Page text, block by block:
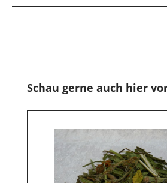
Produktgalerie überspringen
Schau gerne auch hier